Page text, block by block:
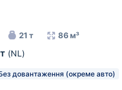
21 т 86 м³
(NL)
довантаження (окреме авто)